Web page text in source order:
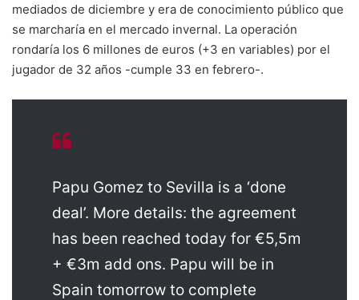
mediados de diciembre y era de conocimiento público que
se marcharía en el mercado invernal. La operación
rondaría los 6 millones de euros (+3 en variables) por el
jugador de 32 años -cumple 33 en febrero-.
Papu Gomez to Sevilla is a ‘done
deal’. More details: the agreement
has been reached today for €5,5m
+ €3m add ons. Papu will be in
Spain tomorrow to complete